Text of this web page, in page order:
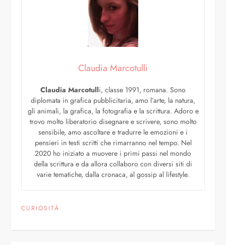
Claudia Marcotulli
Claudia Marcotulli, classe 1991, romana. Sono
diplomata in grafica pubblicitaria, amo l’arte, la natura,
gli animali, la grafica, la fotografia e la scrittura. Adoro e
trovo molto liberatorio disegnare e scrivere, sono molto
sensibile, amo ascoltare e tradurre le emozioni e i
pensieri in testi scritti che rimarranno nel tempo. Nel
2020 ho iniziato a muovere i primi passi nel mondo
della scrittura e da allora collaboro con diversi siti di
varie tematiche, dalla cronaca, al gossip al lifestyle.
CURIOSITÀ